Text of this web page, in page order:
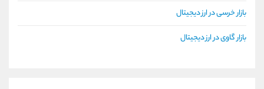
بازار خرسی در ارز دیجیتال
بازار گاوی در ارز دیجیتال